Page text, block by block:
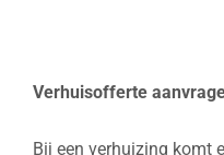
Verhuisofferte
Bij een verhuizing komt